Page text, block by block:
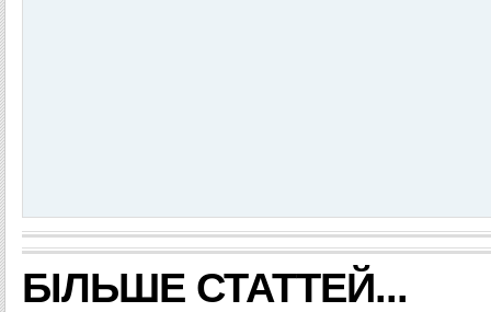
БІЛЬШЕ СТАТТЕЙ...